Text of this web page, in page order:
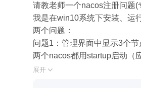
请教老师一个nacos注册问题(
我是在win10系统下安装、运
两个问题：
问题1：管理界面中显示3个节
两个nacos都用startup启动（
式），“节点列表”中显示有3个
展开 